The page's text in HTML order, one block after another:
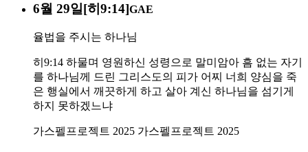
6월 29일[히9:14]GAE
율법을 주시는 하나님
히9:14 하물며 영원하신 성령으로 말미암아 흠 없는 자기
를 하나님께 드린 그리스도의 피가 어찌 너희 양심을 죽
은 행실에서 깨끗하게 하고 살아 계신 하나님을 섬기게
하지 못하겠느냐
가스펠프로젝트 2025 가스펠프로젝트 2025